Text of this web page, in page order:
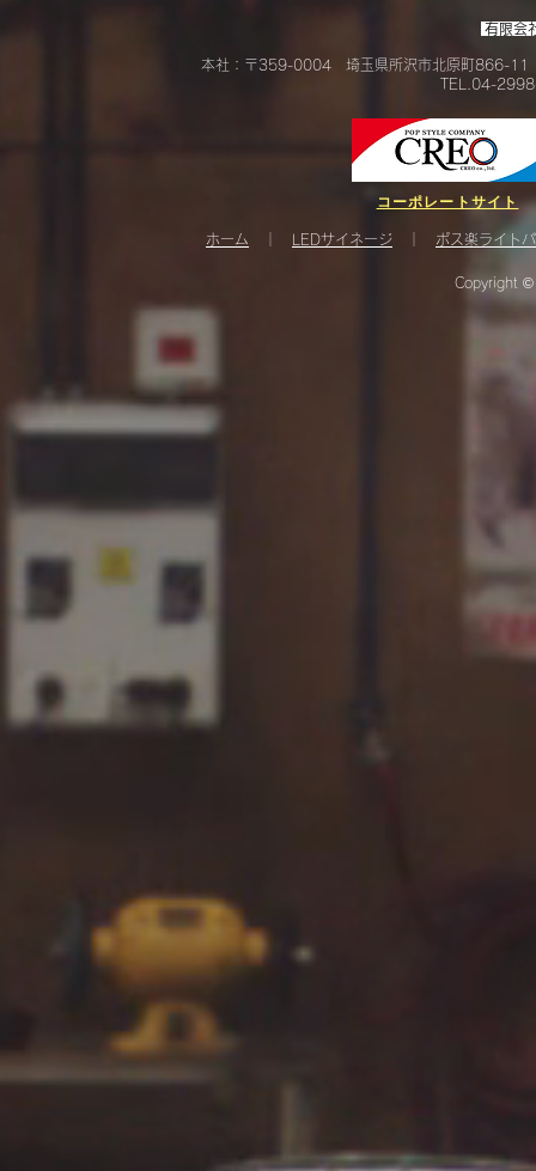
有限
本社：〒359-0004 埼玉県所沢市北原町866-
​TEL.04-
ホーム LEDサイネージ ポス楽ライト
Copyright
コーポレートサイト